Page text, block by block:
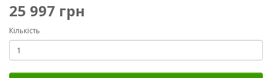
25 997 грн
Кількість